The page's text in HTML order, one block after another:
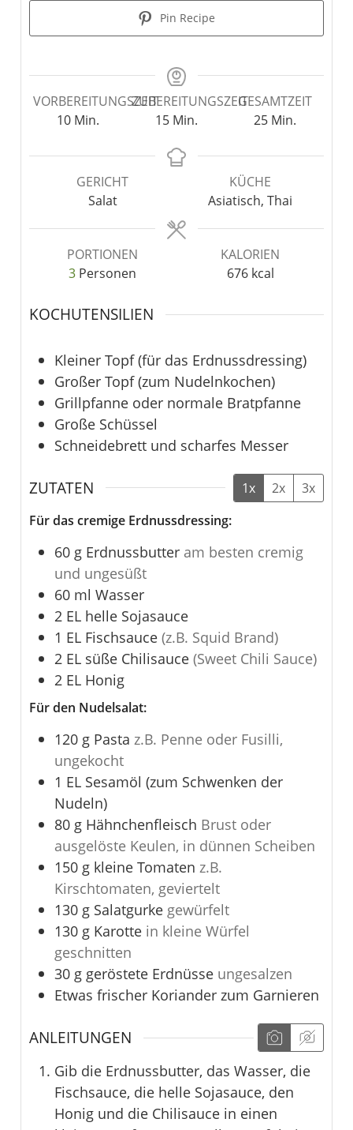
Pin Recipe
VORBEREITUNGSZEIT
10 Min.
ZUBEREITUNGSZEIT
15 Min.
GESAMTZEIT
25 Min.
GERICHT
Salat
KÜCHE
Asiatisch, Thai
PORTIONEN
3 Personen
KALORIEN
676 kcal
KOCHUTENSILIEN
Kleiner Topf(für das Erdnussdressing)
Großer Topf(zum Nudelnkochen)
Grillpfanne oder normale Bratpfanne
Große Schüssel
Schneidebrett und scharfes Messer
ZUTATEN 1x 2x
3x
Für das cremige Erdnussdressing:
60 g Erdnussbutter am besten cremig
und ungesüßt
60 ml Wasser
2 EL helle Sojasauce
1 EL Fischsauce (z.B. Squid Brand)
2 EL süße Chilisauce (Sweet Chili Sauce)
2 EL Honig
Für den Nudelsalat:
120 g Pasta z.B. Penne oder Fusilli,
ungekocht
1 EL Sesamöl (zum Schwenken der
Nudeln)
80 g Hähnchenfleisch Brust oder
ausgelöste Keulen, in dünnen Scheiben
150 g kleine Tomaten z.B.
Kirschtomaten, geviertelt
130 g Salatgurke gewürfelt
130 g Karotte in kleine Würfel
geschnitten
30 g geröstete Erdnüsse ungesalzen
Etwas frischer Koriander zum Garnieren
ANLEITUNGEN
Gib die Erdnussbutter, das Wasser, die
Fischsauce, die helle Sojasauce, den
Honig und die Chilisauce in einen